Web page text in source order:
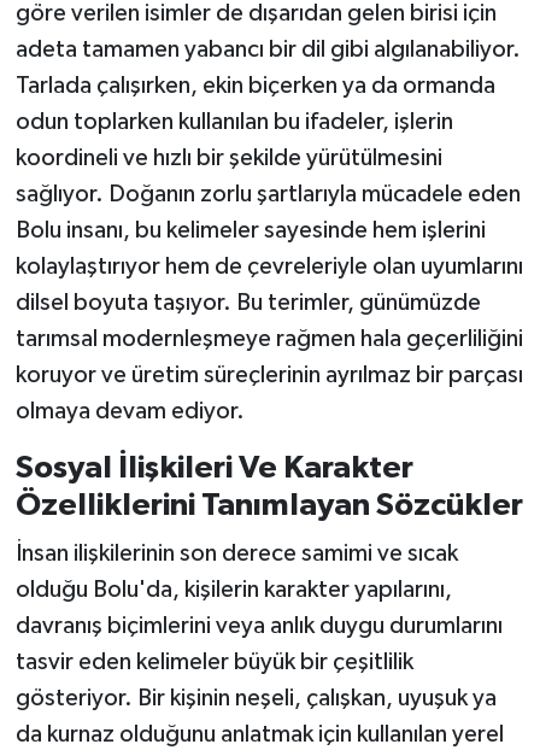
göre verilen isimler de dışarıdan gelen birisi için
adeta tamamen yabancı bir dil gibi algılanabiliyor.
Tarlada çalışırken, ekin biçerken ya da ormanda
odun toplarken kullanılan bu ifadeler, işlerin
koordineli ve hızlı bir şekilde yürütülmesini
sağlıyor. Doğanın zorlu şartlarıyla mücadele eden
Bolu insanı, bu kelimeler sayesinde hem işlerini
kolaylaştırıyor hem de çevreleriyle olan uyumlarını
dilsel boyuta taşıyor. Bu terimler, günümüzde
tarımsal modernleşmeye rağmen hala geçerliliğini
koruyor ve üretim süreçlerinin ayrılmaz bir parçası
olmaya devam ediyor.
Sosyal İlişkileri Ve Karakter
Özelliklerini Tanımlayan Sözcükler
İnsan ilişkilerinin son derece samimi ve sıcak
olduğu Bolu'da, kişilerin karakter yapılarını,
davranış biçimlerini veya anlık duygu durumlarını
tasvir eden kelimeler büyük bir çeşitlilik
gösteriyor. Bir kişinin neşeli, çalışkan, uyuşuk ya
da kurnaz olduğunu anlatmak için kullanılan yerel